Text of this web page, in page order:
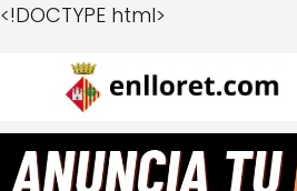
<!DOCTYPE html>